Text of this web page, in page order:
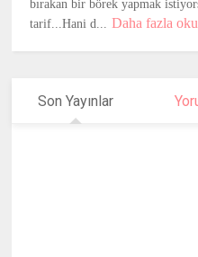
bırakan bir börek yapmak
tarif...Hani d...
Daha fazla oku
Son Yayınlar